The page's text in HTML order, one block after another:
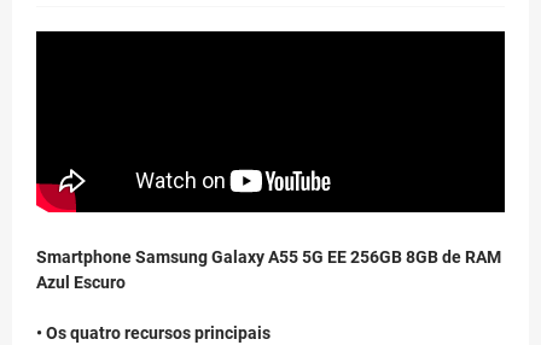
Smartphone Samsung Galaxy A55 5G EE 256GB 8GB de RAM
Azul Escuro
• Os quatro recursos principais